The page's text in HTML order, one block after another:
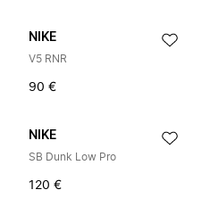
NIKE
V5 RNR
90 €
NIKE
SB Dunk Low Pro
120 €